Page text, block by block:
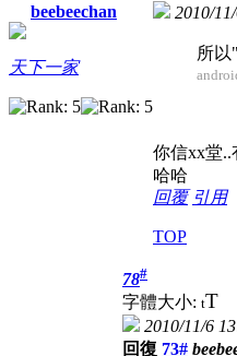
beebeechan
天下一家
2010/
所
你信xx堂..
哈哈
回覆 引用
TOP
78#
字體大小: tT
2010/11/6
回復 73#